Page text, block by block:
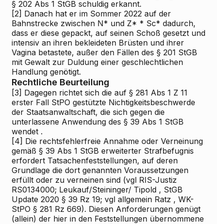
§ 202 Abs 1 StGB schuldig erkannt.
[2] Danach hat er im Sommer 2022 auf der
Bahnstrecke zwischen N* und Z* * Sc* dadurch,
dass er diese gepackt, auf seinen Schoß gesetzt und
intensiv an ihren bekleideten Brüsten und ihrer
Vagina betastete, außer den Fällen des § 201 StGB
mit Gewalt zur Duldung einer geschlechtlichen
Handlung genötigt.
Rechtliche Beurteilung
[3] Dagegen richtet sich die auf § 281 Abs 1 Z 11
erster Fall StPO gestützte Nichtigkeitsbeschwerde
der Staatsanwaltschaft, die sich gegen die
unterlassene Anwendung des § 39 Abs 1 StGB
wendet .
[4] Die rechtsfehlerfreie Annahme oder Verneinung
gemäß § 39 Abs 1 StGB erweiterter Strafbefugnis
erfordert Tatsachenfeststellungen, auf deren
Grundlage die dort genannten Voraussetzungen
erfüllt oder zu verneinen sind (vgl RIS-Justiz
RS0134000; Leukauf/Steininger/ Tipold , StGB
Update 2020 § 39 Rz 19; vgl allgemein Ratz , WK-
StPO § 281 Rz 669). Diesen Anforderungen genügt
(allein) der hier in den Feststellungen übernommene